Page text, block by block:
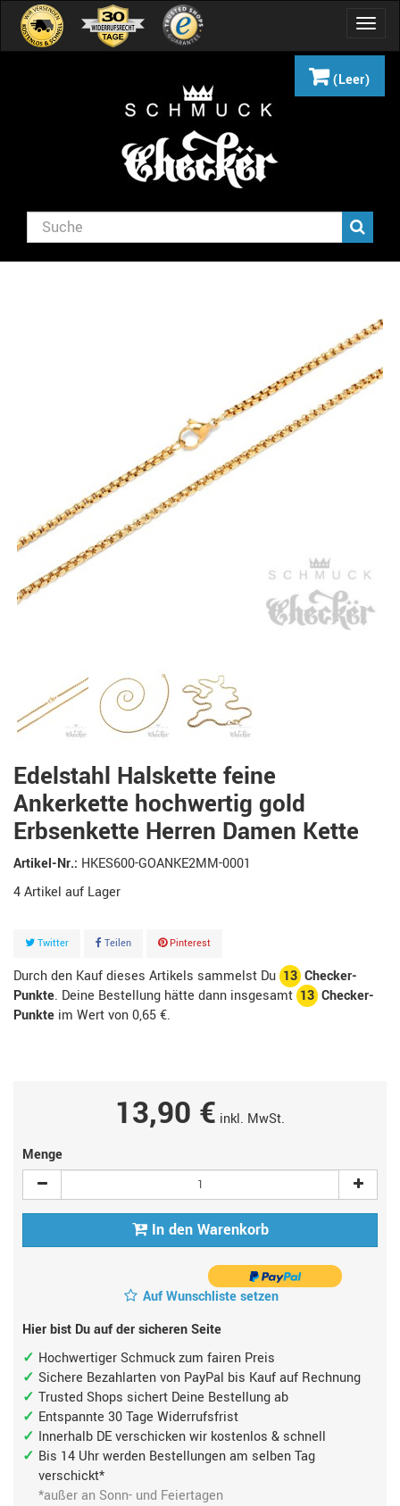
(Leer)
Edelstahl Halskette feine
Ankerkette hochwertig gold
Erbsenkette Herren Damen Kette
Artikel-Nr.: HKES600-GOANKE2MM-0001
4Artikel
Twitter Teilen Pinterest
Durch den Kauf dieses Artikels sammelst Du 13 Checker-
Punkte. Deine Bestellung hätte dann insgesamt 13 Checker-
Punkte im Wert von0,65 €.
13,90 € inkl. MwSt.
Menge
In den Warenkorb
Auf Wunschliste setzen
Hier bist Du auf der sicheren Seite
Hochwertiger Schmuck zum fairen Preis
Sichere Bezahlarten von PayPal bis Kauf auf Rechnung
Trusted Shops sichert Deine Bestellung ab
Entspannte 30 Tage Widerrufsfrist
Innerhalb DE verschicken wir kostenlos & schnell
Bis 14 Uhr werden Bestellungen am selben Tag
verschickt*
*außer an Sonn- und Feiertagen